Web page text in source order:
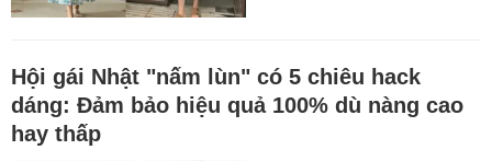
Hội gái Nhật "nấm lùn" có 5 chiêu hack
dáng: Đảm bảo hiệu quả 100% dù nàng cao
hay thấp